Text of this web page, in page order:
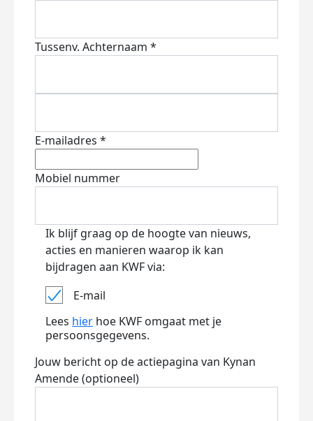
Tussenv. Achternaam *
E-mailadres *
Mobiel nummer
Ik blijf graag op de hoogte van nieuws,
acties en manieren waarop ik kan
bijdragen aan KWF via:
E-mail
Lees hier hoe KWF omgaat met je
persoonsgegevens.
Jouw bericht op de actiepagina van Kynan
Amende (optioneel)